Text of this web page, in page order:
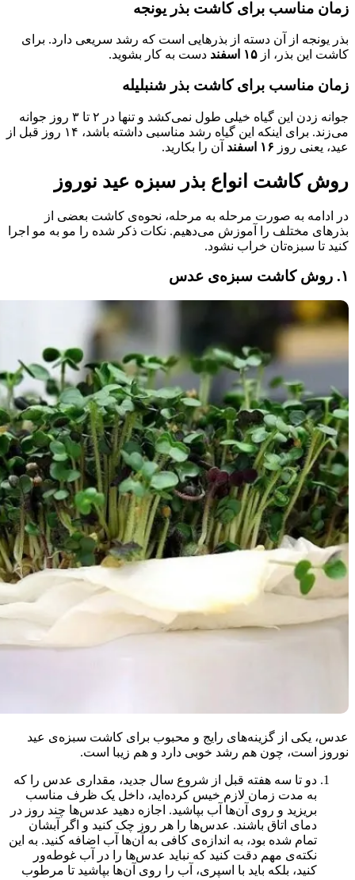
زمان مناسب برای کاشت بذر یونجه
بذر یونجه از آن دسته‌ از بذرهایی است که رشد سریعی دارد. برای
کاشت این بذر، از ۱۵ اسفند دست به کار بشوید.
زمان مناسب برای کاشت بذر شنبلیله
جوانه زدن این گیاه خیلی طول نمی‌کشد و تنها در ۲ تا ۳ روز جوانه
می‌زند. برای اینکه این گیاه رشد مناسبی داشته باشد، ۱۴ روز قبل از
عید، یعنی روز ۱۶ اسفند آن را بکارید.
روش کاشت انواع بذر سبزه عید نوروز
در ادامه به صورت مرحله به مرحله، نحوه‌ی کاشت بعضی از
بذرهای مختلف را آموزش می‌دهیم. نکات ذکر شده را مو به مو اجرا
کنید تا سبزه‌تان خراب نشود.
۱. روش کاشت سبزه‌ی عدس
عدس، یکی از گزینه‌های رایج و محبوب برای کاشت سبزه‌ی عید
نوروز است، چون هم رشد خوبی دارد و هم زیبا است.
دو تا سه هفته قبل از شروع سال جدید، مقداری عدس را که
به مدت زمان لازم خیس کرده‌اید، داخل یک ظرف مناسب
بریزید و روی آن‌ها آب بپاشید. اجازه دهید عدس‌ها چند روز در
دمای اتاق باشند. عدس‌ها را هر روز چک کنید و اگر آبشان
تمام شده بود، به اندازه‌ی کافی به آن‌ها آب اضافه کنید. به این
نکته‌ی مهم دقت کنید که نباید عدس‌ها را در آب غوطه‌ور
کنید، بلکه باید با اسپری، آب را روی آن‌ها بپاشید تا مرطوب